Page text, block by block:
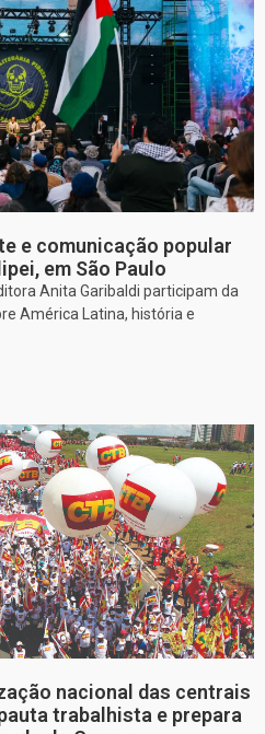
e comunicação popular
em São Paulo
Anita Garibaldi participam da
América Latina, história e
nacional das centrais
trabalhista e prepara